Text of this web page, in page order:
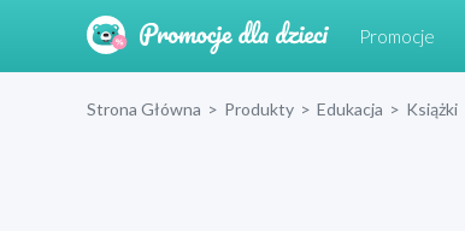
Promocje
Strona Główna > Produkty > Edukacja > Książki